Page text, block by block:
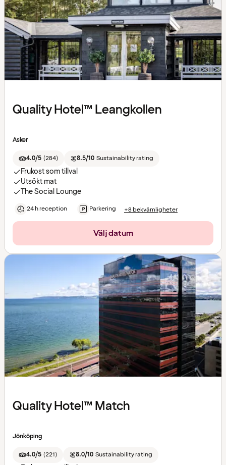
Quality Hotel™ Leangkollen
Asker
4.0/5 (284) 8.5/10 Sustainability rating
Frukost som tillval
Utsökt mat
The Social Lounge
24 h reception Parkering +8 bekvämligheter
Välj datum
Quality Hotel™ Match
Jönköping
4.0/5 (221) 8.0/10 Sustainability rating